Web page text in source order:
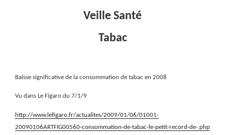
Veille Santé
Tabac
Baisse significative de la consommation de tabac en 2008
Vu dans Le Figaro du 7/1/9
http://www.lefigaro.fr/actualites/2009/01/06/01001-
20090106ARTFIG00560-consommation-de-tabac-le-petit-record-de-.php